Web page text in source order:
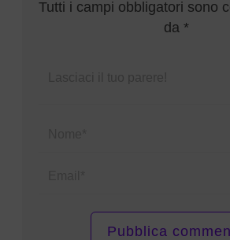
Tutti i campi obbligatori sono
da *